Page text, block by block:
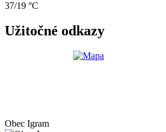
37/19 °C
Užitočné odkazy
Obec Igram